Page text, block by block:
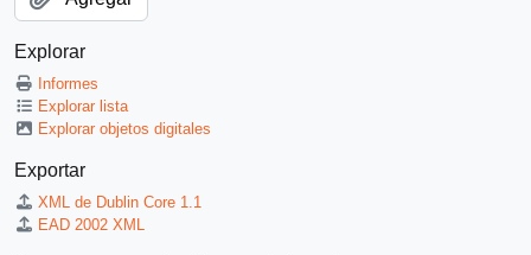
Explorar
Informes
Explorar lista
Explorar objetos digitales
Exportar
XML de Dublin Core 1.1
EAD 2002 XML